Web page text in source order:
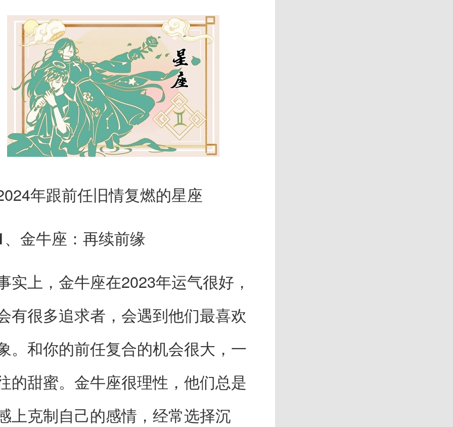
年跟前任旧情复燃的星座
金牛座：再续前缘
上，金牛座在2023年运气很好，
有很多追求者，会遇到他们最喜欢
。和你的前任复合的机会很大，一
的甜蜜。金牛座很理性，他们总是
上克制自己的感情，经常选择沉